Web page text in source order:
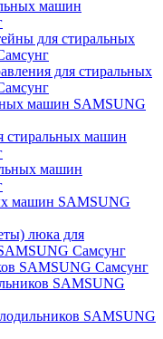
машин
для стиральных
для стиральных
машин SAMSUNG
стиральных машин
машин
машин SAMSUNG
люка для
Самсунг
SAMSUNG Самсунг
SAMSUNG
SAMSUNG